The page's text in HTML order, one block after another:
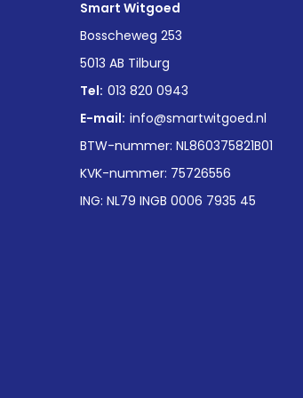
Smart Witgoed
Bosscheweg 253
5013 AB Tilburg
Tel: 013 820 0943
E-mail: info@smartwitgoed.nl
BTW-nummer: NL860375821B01
KVK-nummer: 75726556
ING: NL79 INGB 0006 7935 45